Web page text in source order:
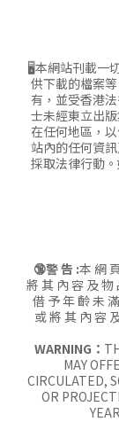
🖥本網站刊載一
供下載的檔案
有，並受香港
士未經東立出
在任何地區，
站內的任何資
採取法律行動
🔞警 告 :本 網
將 其 內 容 及 物
借 予 年 齡 未
或 將 其 內 容
WARNING：
MAY
CIRCULATED,
OR